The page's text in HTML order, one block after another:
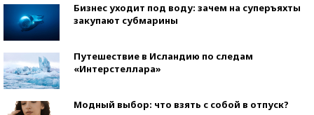
Бизнес уходит под воду: зачем на суперъяхты
закупают субмарины
Путешествие в Исландию по следам
«Интерстеллара»
Модный выбор: что взять с собой в отпуск?